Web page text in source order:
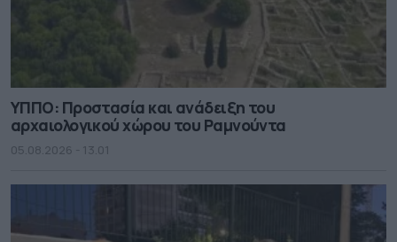
ΥΠΠΟ: Προστασία και ανάδειξη του
αρχαιολογικού χώρου του Ραμνούντα
05.08.2026 - 13.01